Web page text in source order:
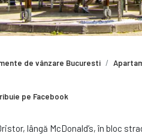
de vânzare Bucuresti
pe Facebook
lângă McDonald’s, în bloc